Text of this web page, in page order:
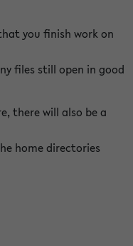
you finish work on
files still open in good
there will also be a
home directories